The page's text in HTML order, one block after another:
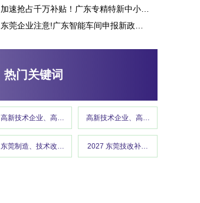
热门关键词
高新技术企业、高企认定、高企申报高新技术企业、高企认定、高企申
东莞制造、技术改造、东莞工信、政策红利 、企业补贴、东莞
2027 东莞技改补贴、东莞制造业